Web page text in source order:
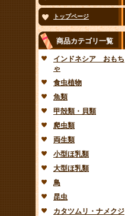
トップページ
商品カテゴリ一覧
インドネシア おもち
ゃ
食虫植物
魚類
甲殻類・貝類
爬虫類
両生類
小型ほ乳類
大型ほ乳類
鳥
昆虫
カタツムリ・ナメクジ